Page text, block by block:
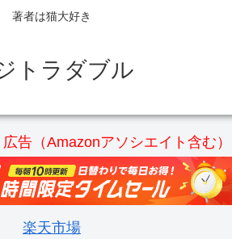
著者は猫大好き
トラダブル
告（Amazonアソシエイト含む
楽天市場